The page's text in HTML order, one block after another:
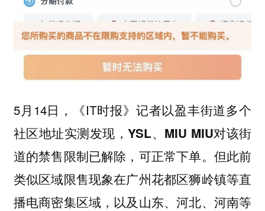
5月14日，《IT时报》记者以盈丰街道多个
社区地址实测发现，YSL、MIU MIU对该街
道的禁售限制已解除，可正常下单。 但此前
类似区域限售现象在广州花都区狮岭镇等直
播电商密集区域，以及山东、河北、河南等